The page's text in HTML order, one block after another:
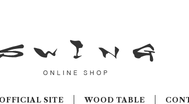
OFFICIAL SITE WOOD TABLE